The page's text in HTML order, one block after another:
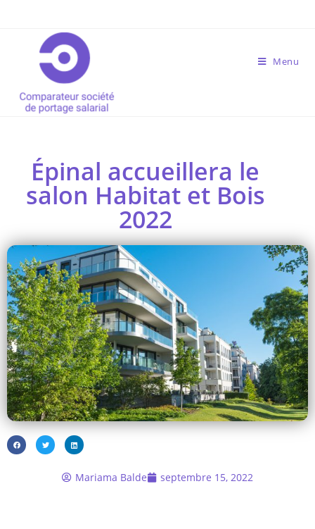
Menu
Épinal accueillera le
salon Habitat et Bois
2022
Mariama Balde septembre 15, 2022